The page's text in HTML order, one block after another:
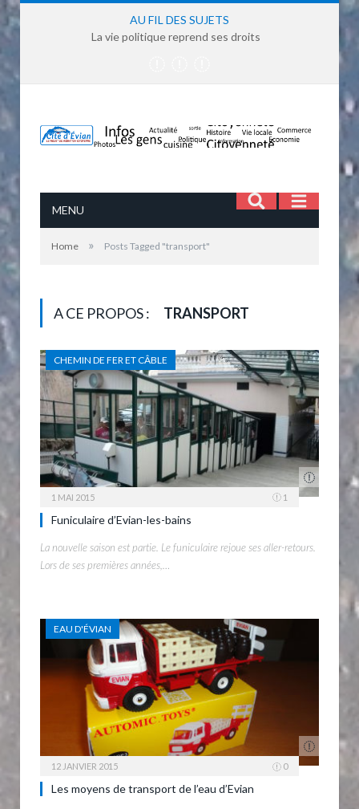
AU FIL DES SUJETS
La vie politique reprend ses droits
MENU
Home » Posts Tagged "transport"
A CE PROPOS : TRANSPORT
CHEMIN DE FER ET CÂBLE
1 MAI 2015 1
Funiculaire d’Evian-les-bains
La nouvelle saison est partie. Le funiculaire rejoue ses aller-retours.
Lors de ses premières années,…
EAU D'ÉVIAN
12 JANVIER 2015 0
Les moyens de transport de l’eau d’Evian